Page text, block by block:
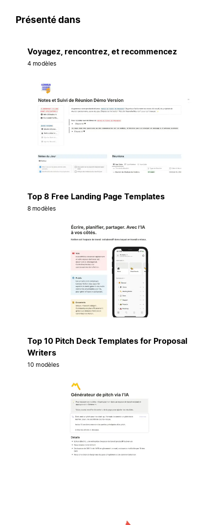
Présenté dans
Voyagez, rencontrez, et recommencez
4 modèles
Top 8 Free Landing Page Templates
8 modèles
Top 10 Pitch Deck Templates for Proposal
Writers
10 modèles